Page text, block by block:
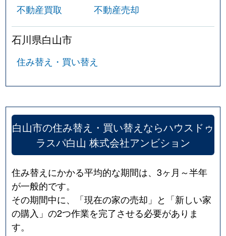
不動産買取 不動産売却
石川県白山市
住み替え・買い替え
白山市の住み替え・買い替えならハウスドゥ
ラスパ白山 株式会社アンビション
住み替えにかかる平均的な期間は、3ヶ月～半年
が一般的です。
その期間中に、「現在の家の売却」と「新しい家
の購入」の2つ作業を完了させる必要がありま
す。